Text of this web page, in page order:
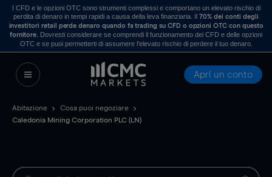
I CFD e le opzioni OTC sono strumenti complessi e comportano un elevato rischio di
perdita di denaro in tempi rapidi a causa della leva finanziaria. Il70% dei conti degli
investitori retail perde denaro quando fa trading su CFD o opzioni OTC con questo
fornitore . Dovresti considerare se comprendi il funzionamento dei CFD e delle opzioni
OTC e se puoi permetterti di assumere l’elevato rischio di perdere il tuo denaro.
Apri un conto
Abitazione
Cosa puoi negoziare
Caledonia Mining Corporation PLC (LN)